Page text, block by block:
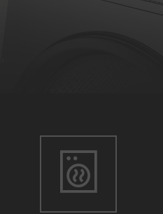
Standorte
Impressum
Datenschutz